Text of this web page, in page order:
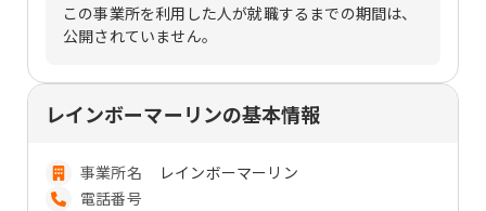
この事業所を利用した人が就職するまでの期間は、
公開されていません。
レインボーマーリンの基本情報
事業所名
レインボーマーリン
電話番号